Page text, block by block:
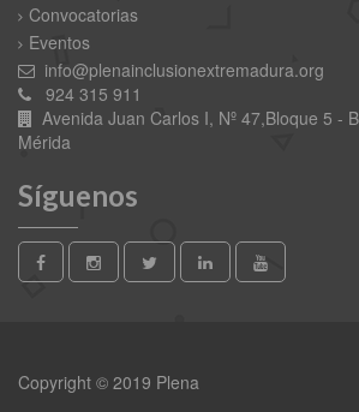
Convocatorias
Eventos
info@plenainclusionextremadura.org
924 315 911
Avenida Juan Carlos I, Nº 47,Bloque 5 -
Mérida
Síguenos
Copyright © 2019 Plena